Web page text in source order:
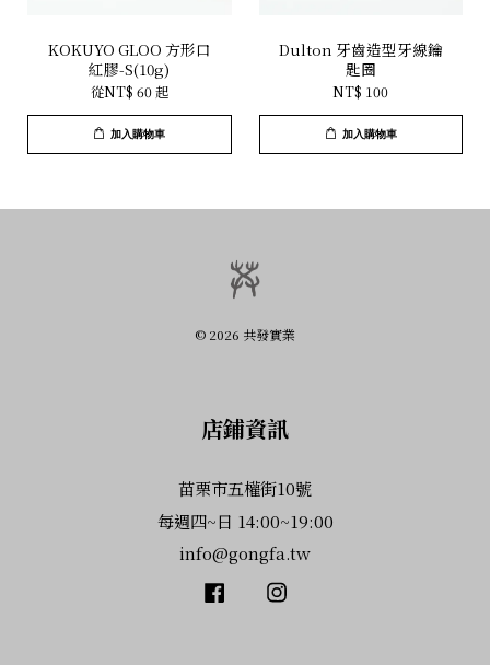
KOKUYO GLOO 方形口
紅膠-S(10g)
從NT$ 60起
加入購物車
Dulton 牙齒造型牙線鑰
匙圈
NT$ 100
加入購物車
© 2026 共發實業
店鋪資訊
苗栗市五權街10號
每週四~日 14:00~19:00
info@gongfa.tw
Facebook